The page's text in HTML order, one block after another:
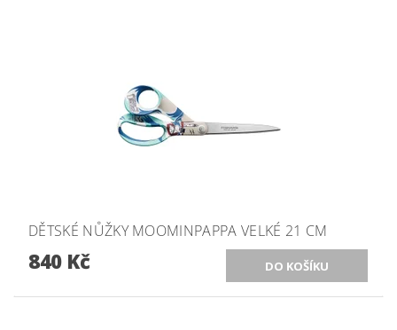
DĚTSKÉ NŮŽKY MOOMINPAPPA VELKÉ 21 CM
840 Kč